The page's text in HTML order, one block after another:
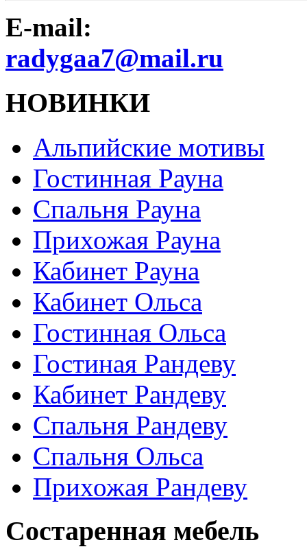
E-mail:
radygaa7@mail.ru
НОВИНКИ
Альпийские мотивы
Гостинная Рауна
Спальня Рауна
Прихожая Рауна
Кабинет Рауна
Кабинет Ольса
Гостинная Ольса
Гостиная Рандеву
Кабинет Рандеву
Спальня Рандеву
Спальня Ольса
Прихожая Рандеву
Состаренная мебель